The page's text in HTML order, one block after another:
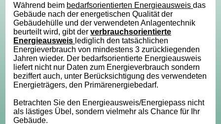
Während beim bedarfsorientierten Energieausweisdas
Gebäude nach der energetischen Qualität der
Gebäudehülle und der verwendeten Anlagentechnik
beurteilt wird, gibt derverbrauchsorientierte
Energieausweis lediglich den tatsächlichen
Energieverbrauch von mindestens 3 zurückliegenden
Jahren wieder. Der bedarfsorientierte Energieausweis
liefert nicht nur Daten zum Energieverbrauch sondern
beziffert auch, unter Berücksichtigung des verwendeten
Energieträgers, den Primärenergiebedarf.
Betrachten Sie den Energieausweis/Energiepass nicht
als lästiges Übel, sondern vielmehr als Chance für Ihr
Gebäude.